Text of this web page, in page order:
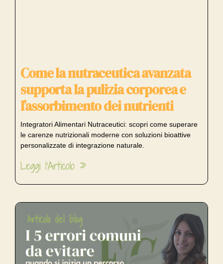
Come la nutraceutica avanzata
supporta la pulizia corporea e
l’assorbimento dei nutrienti
Integratori Alimentari Nutraceutici: scopri come superare
le carenze nutrizionali moderne con soluzioni bioattive
personalizzate di integrazione naturale.
Leggi l'Articolo »